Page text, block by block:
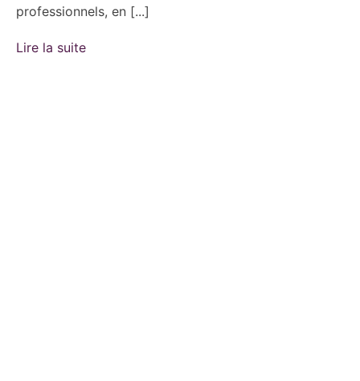
professionnels, en [...]
Lire la suite